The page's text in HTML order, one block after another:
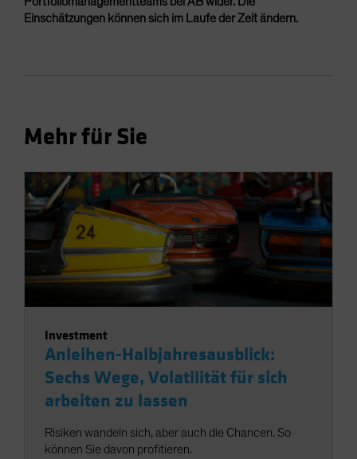
Einschätzungen können sich im Laufe der Zeit ändern.
Mehr für Sie
Investment
Anleihen-Halbjahresausblick:
Sechs Wege, Volatilität für sich
arbeiten zu lassen
Risiken wandeln sich, aber auch die Chancen. So
können Sie davon profitieren.